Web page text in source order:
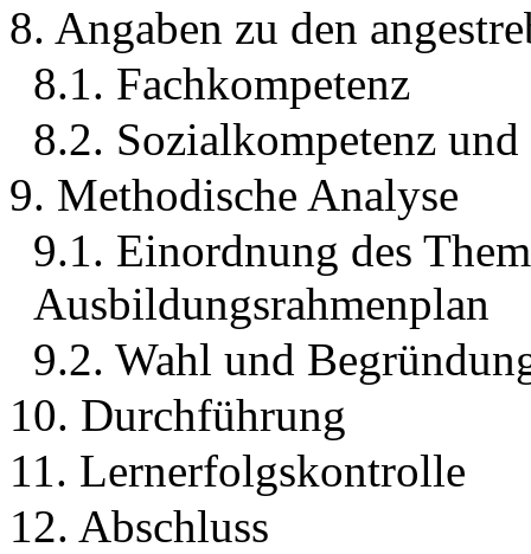
8. Angaben zu den
8.1. Fachkompetenz
8.2. Sozialkompetenz
9. Methodische Analyse
9.1. Einordnung des
Ausbildungsrahmenplan
9.2. Wahl und
10. Durchführung
11. Lernerfolgskontrolle
12. Abschluss